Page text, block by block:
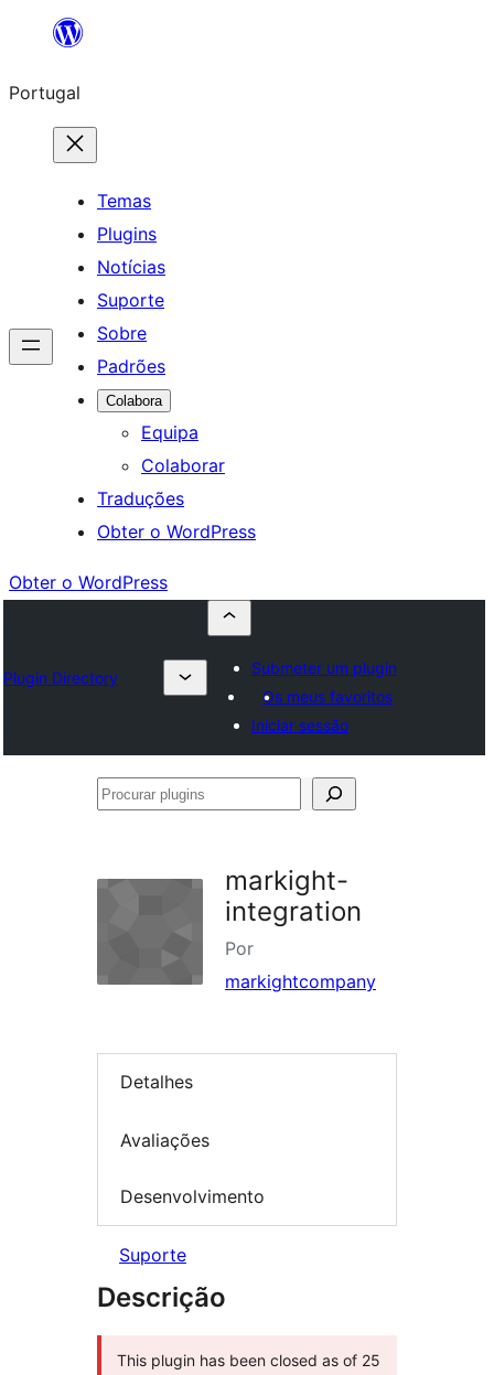
Saltar
o
conteúdo
Portugal
Temas
Plugins
Notícias
Suporte
Sobre
Padrões
Colabora
Equipa
Colaborar
Traduções
Obter o WordPress
Obter o WordPress
Plugin Directory
Submeter um plugin
Os meus favoritos
Iniciar sessão
Procurar
markight-
integration
Por
markightcompany
Detalhes
Avaliações
Desenvolvimento
Suporte
Descrição
This plugin has been closed as of 25